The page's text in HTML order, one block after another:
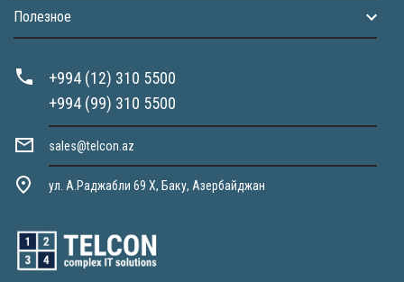
Полезное
+994 (12) 310 5500
+994 (99) 310 5500
sales@telcon.az
ул. А.Раджабли 69 X, Баку, Азербайджан